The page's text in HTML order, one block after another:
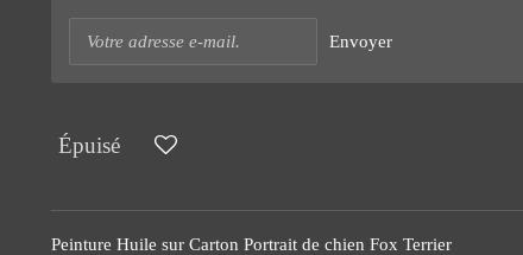
Envoyer
Épuisé
Peinture Huile sur Carton Portrait de chien Fox Terrier